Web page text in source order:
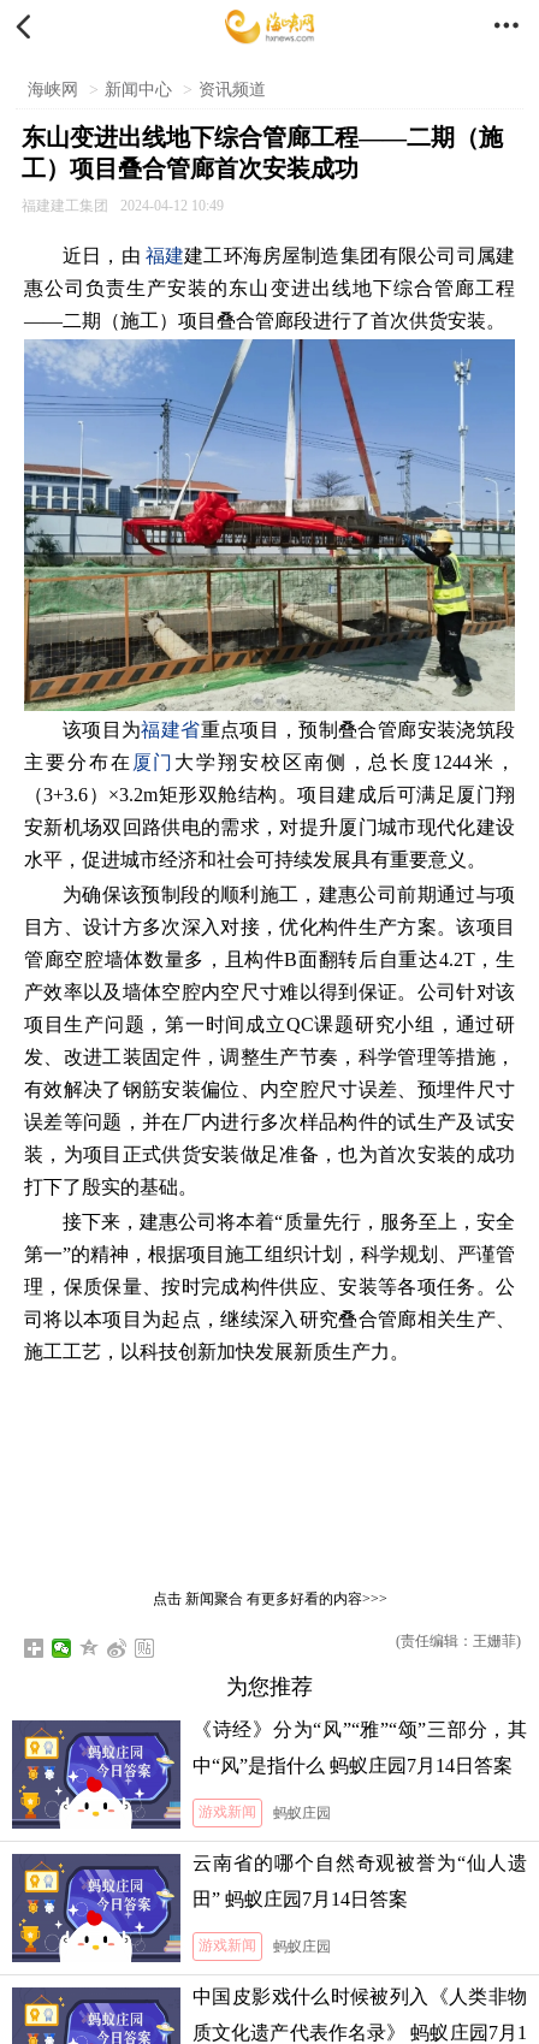
 
海峡网 > 新闻中心 > 资讯频道
东山变进出线地下综合管廊工程——二期（施
工）项目叠合管廊首次安装成功
福建建工集团 2024-04-12 10:49
近日，由 福建建工环海房屋制造集团有限公司司属建
惠公司负责生产安装的东山变进出线地下综合管廊工程
——二期（施工）项目叠合管廊段进行了首次供货安装。
该项目为福建省重点项目，预制叠合管廊安装浇筑段
主要分布在 厦门 大学翔安校区南侧，总长度1244米，
（3+3.6）×3.2m矩形双舱结构。项目建成后可满足厦门翔
安新机场双回路供电的需求，对提升厦门城市现代化建设
水平，促进城市经济和社会可持续发展具有重要意义。
为确保该预制段的顺利施工，建惠公司前期通过与项
目方、设计方多次深入对接，优化构件生产方案。该项目
管廊空腔墙体数量多，且构件B面翻转后自重达4.2T，生
产效率以及墙体空腔内空尺寸难以得到保证。公司针对该
项目生产问题，第一时间成立QC课题研究小组，通过研
发、改进工装固定件，调整生产节奏，科学管理等措施，
有效解决了钢筋安装偏位、内空腔尺寸误差、预埋件尺寸
误差等问题，并在厂内进行多次样品构件的试生产及试安
装，为项目正式供货安装做足准备，也为首次安装的成功
打下了殷实的基础。
接下来，建惠公司将本着“质量先行，服务至上，安全
第一”的精神，根据项目施工组织计划，科学规划、严谨管
理，保质保量、按时完成构件供应、安装等各项任务。公
司将以本项目为起点，继续深入研究叠合管廊相关生产、
施工工艺，以科技创新加快发展新质生产力。
点击 新闻聚合有更多好看的内容>>>
(责任编辑：王姗菲)
为您推荐
《诗经》分为“风”“雅”“颂”三部分，其
中“风”是指什么 蚂蚁庄园7月14日答案
游戏新闻 蚂蚁庄园
云南省的哪个自然奇观被誉为“仙人遗
田” 蚂蚁庄园7月14日答案
游戏新闻 蚂蚁庄园
中国皮影戏什么时候被列入《人类非物
质文化遗产代表作名录》 蚂蚁庄园7月1